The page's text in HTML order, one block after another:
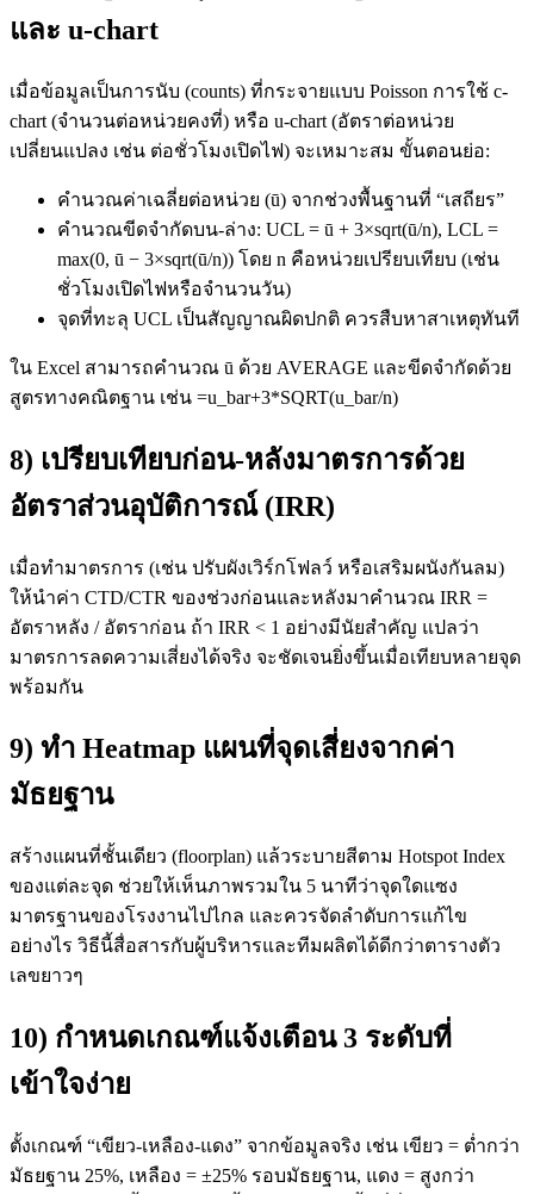
และ u-chart
เมื่อข้อมูลเป็นการนับ (counts) ที่กระจายแบบ Poisson การใช้ c-
chart (จำนวนต่อหน่วยคงที่) หรือ u-chart (อัตราต่อหน่วย
เปลี่ยนแปลง เช่น ต่อชั่วโมงเปิดไฟ) จะเหมาะสม ขั้นตอนย่อ:
คำนวณค่าเฉลี่ยต่อหน่วย (ū) จากช่วงพื้นฐานที่ “เสถียร”
คำนวณขีดจำกัดบน-ล่าง: UCL = ū + 3×sqrt(ū/n), LCL =
max(0, ū − 3×sqrt(ū/n)) โดย n คือหน่วยเปรียบเทียบ (เช่น
ชั่วโมงเปิดไฟหรือจำนวนวัน)
จุดที่ทะลุ UCL เป็นสัญญาณผิดปกติ ควรสืบหาสาเหตุทันที
ใน Excel สามารถคำนวณ ū ด้วย AVERAGE และขีดจำกัดด้วย
สูตรทางคณิตฐาน เช่น =u_bar+3*SQRT(u_bar/n)
8) เปรียบเทียบก่อน-หลังมาตรการด้วย
อัตราส่วนอุบัติการณ์ (IRR)
เมื่อทำมาตรการ (เช่น ปรับผังเวิร์กโฟลว์ หรือเสริมผนังกันลม)
ให้นำค่า CTD/CTR ของช่วงก่อนและหลังมาคำนวณ IRR =
อัตราหลัง / อัตราก่อน ถ้า IRR < 1 อย่างมีนัยสำคัญ แปลว่า
มาตรการลดความเสี่ยงได้จริง จะชัดเจนยิ่งขึ้นเมื่อเทียบหลายจุด
พร้อมกัน
9) ทำ Heatmap แผนที่จุดเสี่ยงจากค่า
มัธยฐาน
สร้างแผนที่ชั้นเดียว (floorplan) แล้วระบายสีตาม Hotspot Index
ของแต่ละจุด ช่วยให้เห็นภาพรวมใน 5 นาทีว่าจุดใดแซง
มาตรฐานของโรงงานไปไกล และควรจัดลำดับการแก้ไข
อย่างไร วิธีนี้สื่อสารกับผู้บริหารและทีมผลิตได้ดีกว่าตารางตัว
เลขยาวๆ
10) กำหนดเกณฑ์แจ้งเตือน 3 ระดับที่
เข้าใจง่าย
ตั้งเกณฑ์ “เขียว-เหลือง-แดง” จากข้อมูลจริง เช่น เขียว = ต่ำกว่า
มัธยฐาน 25%, เหลือง = ±25% รอบมัธยฐาน, แดง = สูงกว่า